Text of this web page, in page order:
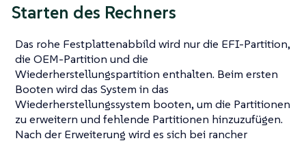
Starten des Rechners
Das rohe Festplattenabbild wird nur die EFI-Partition,
die OEM-Partition und die
Wiederherstellungspartition enthalten. Beim ersten
Booten wird das System in das
Wiederherstellungssystem booten, um die Partitionen
zu erweitern und fehlende Partitionen hinzuzufügen.
Nach der Erweiterung wird es sich bei rancher